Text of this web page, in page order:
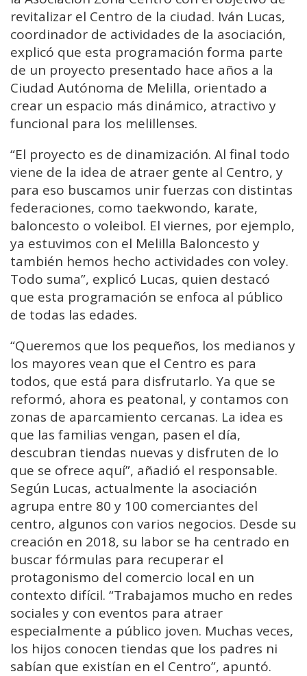
revitalizar el Centro de la ciudad. Iván Lucas,
coordinador de actividades de la asociación,
explicó que esta programación forma parte
de un proyecto presentado hace años a la
Ciudad Autónoma de Melilla, orientado a
crear un espacio más dinámico, atractivo y
funcional para los melillenses.
“El proyecto es de dinamización. Al final todo
viene de la idea de atraer gente al Centro, y
para eso buscamos unir fuerzas con distintas
federaciones, como taekwondo, karate,
baloncesto o voleibol. El viernes, por ejemplo,
ya estuvimos con el Melilla Baloncesto y
también hemos hecho actividades con voley.
Todo suma”, explicó Lucas, quien destacó
que esta programación se enfoca al público
de todas las edades.
“Queremos que los pequeños, los medianos y
los mayores vean que el Centro es para
todos, que está para disfrutarlo. Ya que se
reformó, ahora es peatonal, y contamos con
zonas de aparcamiento cercanas. La idea es
que las familias vengan, pasen el día,
descubran tiendas nuevas y disfruten de lo
que se ofrece aquí”, añadió el responsable.
Según Lucas, actualmente la asociación
agrupa entre 80 y 100 comerciantes del
centro, algunos con varios negocios. Desde su
creación en 2018, su labor se ha centrado en
buscar fórmulas para recuperar el
protagonismo del comercio local en un
contexto difícil. “Trabajamos mucho en redes
sociales y con eventos para atraer
especialmente a público joven. Muchas veces,
los hijos conocen tiendas que los padres ni
sabían que existían en el Centro”, apuntó.